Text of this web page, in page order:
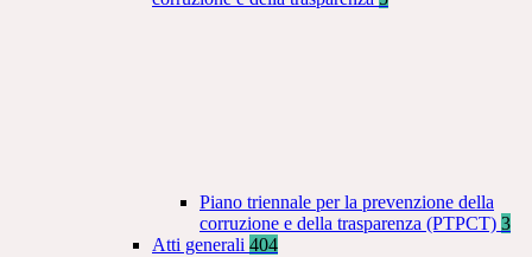
Piano triennale per la prevenzione della
corruzione e della trasparenza (PTPCT) 3
Atti generali 404